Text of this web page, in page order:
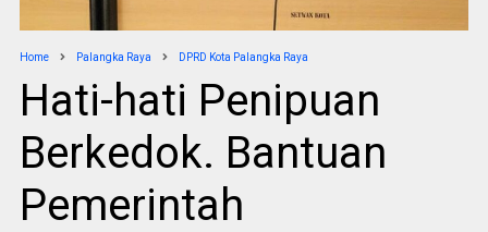
Home Palangka Raya DPRD Kota Palangka Raya
Hati-hati Penipuan
Berkedok. Bantuan
Pemerintah